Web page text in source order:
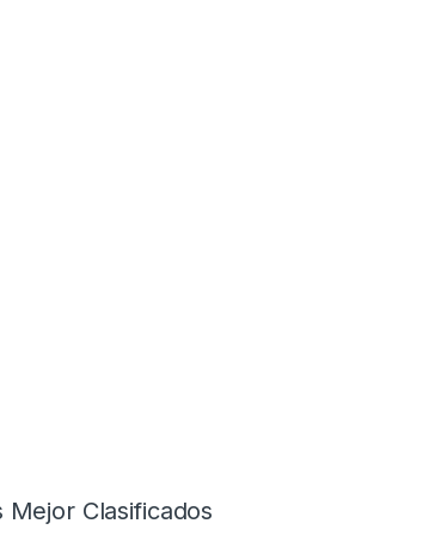
Mejor Clasificados